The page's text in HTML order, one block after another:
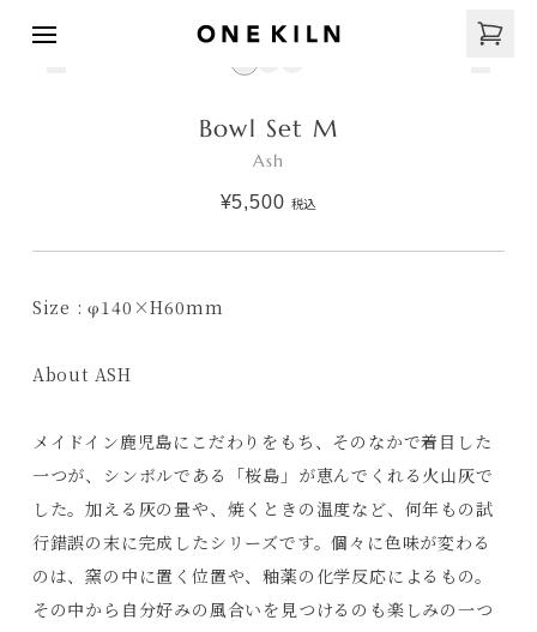
Bowl Set M
Ash
¥5,500 税込
Size : φ140×H60mm
About ASH
メイドイン鹿児島にこだわりをもち、そのなかで着目した
一つが、シンボルである「桜島」が恵んでくれる火山灰で
した。加える灰の量や、焼くときの温度など、何年もの試
行錯誤の末に完成したシリーズです。個々に色味が変わる
のは、窯の中に置く位置や、釉薬の化学反応によるもの。
その中から自分好みの風合いを見つけるのも楽しみの一つ